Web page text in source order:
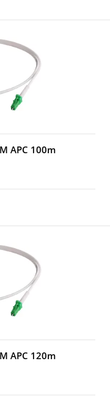
APC 100m
APC 120m